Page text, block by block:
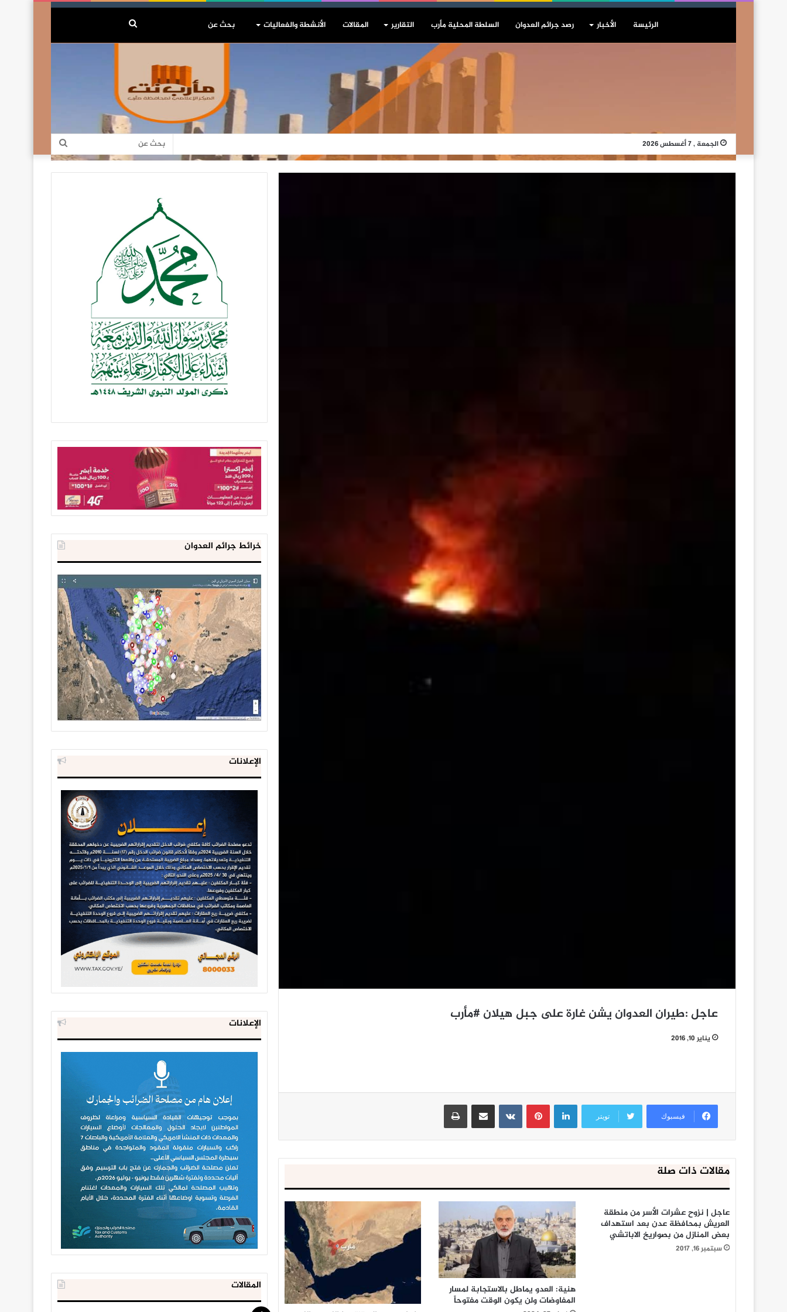
الرئيسة الأخبار رصد جرائم العدوان السلطة المحلية مأرب التقارير المقالات الأنشطة والفعاليات بحث
الجمعة , 7 أغسطس 2026
بحث
عن
عاجل :طيران العدوان يشن غارة على جبل هيلان #مأرب
يناير 10, 2016
فيسبوك تويتر
لينكدإنبينتيريست مشاركة عبر البريد طباعة
مقالات ذات صلة
عاجل | نزوح عشرات الأسر من منطقة
العريش بمحافظة عدن بعد استهداف
بعض المنازل من بصواريخ الاباتشي
سبتمبر 16, 2017
هنية: العدو يماطل بالاستجابة لمسار
المفاوضات ولن يكون الوقت مفتوحاً
خرائط جرائم العدوان
الإعلانات
الإعلانات
المقالات